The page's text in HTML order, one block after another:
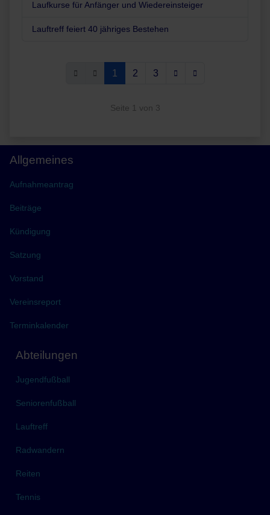
Laufkurse für Anfänger und Wiedereinsteiger
Lauftreff feiert 40 jähriges Bestehen
1 2 3
Seite 1 von 3
Allgemeines
Aufnahmeantrag
Beiträge
Kündigung
Satzung
Vorstand
Vereinsreport
Terminkalender
Abteilungen
Jugendfußball
Seniorenfußball
Lauftreff
Radwandern
Reiten
Tennis